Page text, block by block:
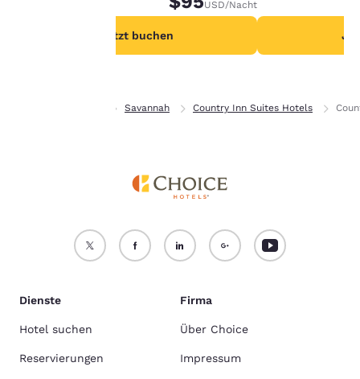
USD/Nacht
Jetzt buchen
Savannah Country Inn Suites Hotels
Alle Cookies akzeptieren Alle Cookies ablehnen
Dienste
Hotel suchen
Reservierungen
Firma
Über Choice
Impressum